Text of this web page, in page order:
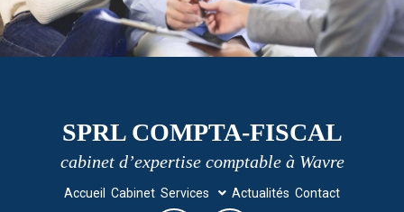
SPRL COMPTA-FISCAL
cabinet d’expertise comptable à Wavre
Accueil Cabinet Services Actualités Contact